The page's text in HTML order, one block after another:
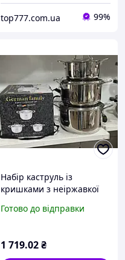
top777.com.ua 99%
Набір каструль із
кришками з неіржавкої
посуду для дому 6
Готово до відправки
1 719.02₴